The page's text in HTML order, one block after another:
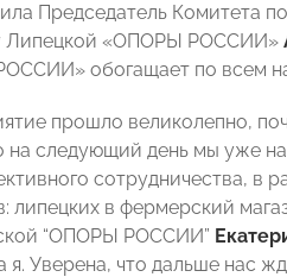
Председатель Комитета
Липецкой «ОПОРЫ РОССИИ»
обогащает по всем
прошло великолепно,
на следующий день мы уже
сотрудничества, в
липецких в фермерский
“ОПОРЫ РОССИИ”
я. Уверена, что дальше нас